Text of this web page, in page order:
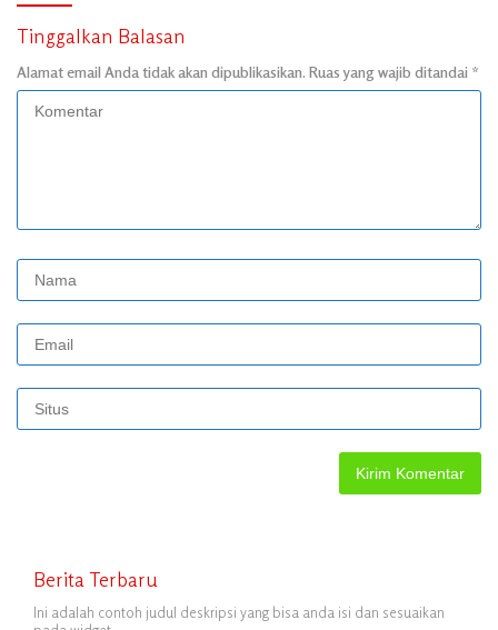
Tinggalkan Balasan
Alamat email Anda tidak akan dipublikasikan. Ruas yang wajib ditandai *
Berita Terbaru
Ini adalah contoh judul deskripsi yang bisa anda isi dan sesuaikan